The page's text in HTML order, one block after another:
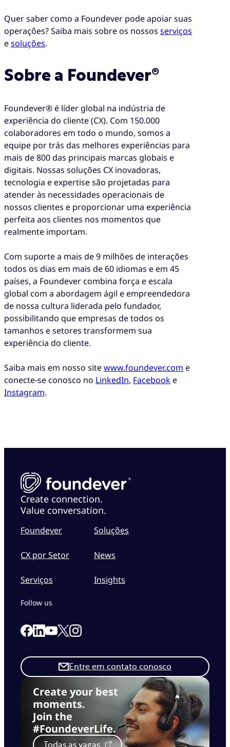
Quer saber como a Foundever pode apoiar suas
operações? Saiba mais sobre os nossos serviços
esoluções.
Sobre a Foundever®
Foundever® é líder global na indústria de
experiência do cliente (CX). Com 150.000
colaboradores em todo o mundo, somos a
equipe por trás das melhores experiências para
mais de 800 das principais marcas globais e
digitais. Nossas soluções CX inovadoras,
tecnologia e expertise são projetadas para
atender às necessidades operacionais de
nossos clientes e proporcionar uma experiência
perfeita aos clientes nos momentos que
realmente importam.
Com suporte a mais de 9 milhões de interações
todos os dias em mais de 60 idiomas e em 45
países, a Foundever combina força e escala
global com a abordagem ágil e empreendedora
de nossa cultura liderada pelo fundador,
possibilitando que empresas de todos os
tamanhos e setores transformem sua
experiência do cliente.
Saiba mais em nosso sitewww.foundever.com e
conecte-se conosco no LinkedIn, Facebooke
Instagram.
Create connection.
Value conversation.
Foundever
CX por Setor
Serviços
Soluções
News
Insights
Create your best
moments.
Join the
#FoundeverLife.
Todas as vagas
Entre em contato conosco
Follow us
Link to our Facebook page
Link to our Linkedin page
Link to our Youtube page
Link to our X page
Link to our Instagram page